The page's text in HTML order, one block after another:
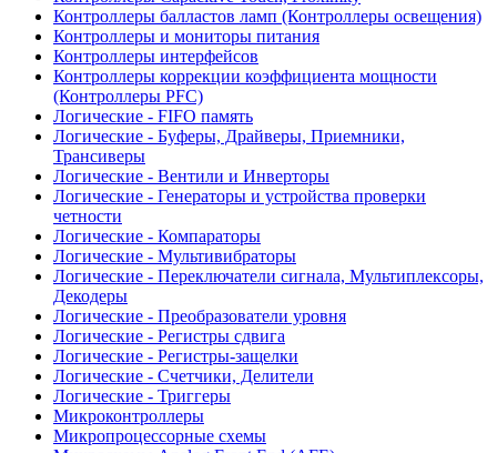
Контроллеры балластов ламп (Контроллеры освещения)
Контроллеры и мониторы питания
Контроллеры интерфейсов
Контроллеры коррекции коэффициента мощности
(Контроллеры PFC)
Логические - FIFO память
Логические - Буферы, Драйверы, Приемники,
Трансиверы
Логические - Вентили и Инверторы
Логические - Генераторы и устройства проверки
четности
Логические - Компараторы
Логические - Мультивибраторы
Логические - Переключатели сигнала, Мультиплексоры,
Декодеры
Логические - Преобразователи уровня
Логические - Регистры сдвига
Логические - Регистры-защелки
Логические - Счетчики, Делители
Логические - Триггеры
Микроконтроллеры
Микропроцессорные схемы